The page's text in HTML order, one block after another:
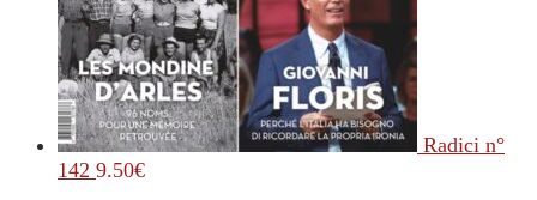
Radici n°
142 9.50€